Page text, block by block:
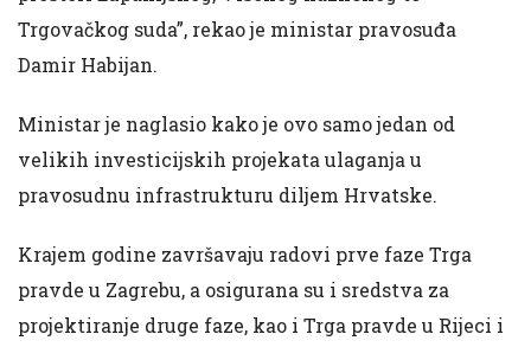
Trgovačkog suda”, rekao je ministar pravosuđa
Damir Habijan.
Ministar je naglasio kako je ovo samo jedan od
velikih investicijskih projekata ulaganja u
pravosudnu infrastrukturu diljem Hrvatske.
Krajem godine završavaju radovi prve faze Trga
pravde u Zagrebu, a osigurana su i sredstva za
projektiranje druge faze, kao i Trga pravde u Rijeci i